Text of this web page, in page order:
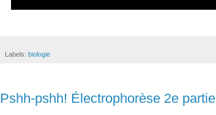
Labels: biologie
Pshh-pshh! Électrophorèse 2e partie